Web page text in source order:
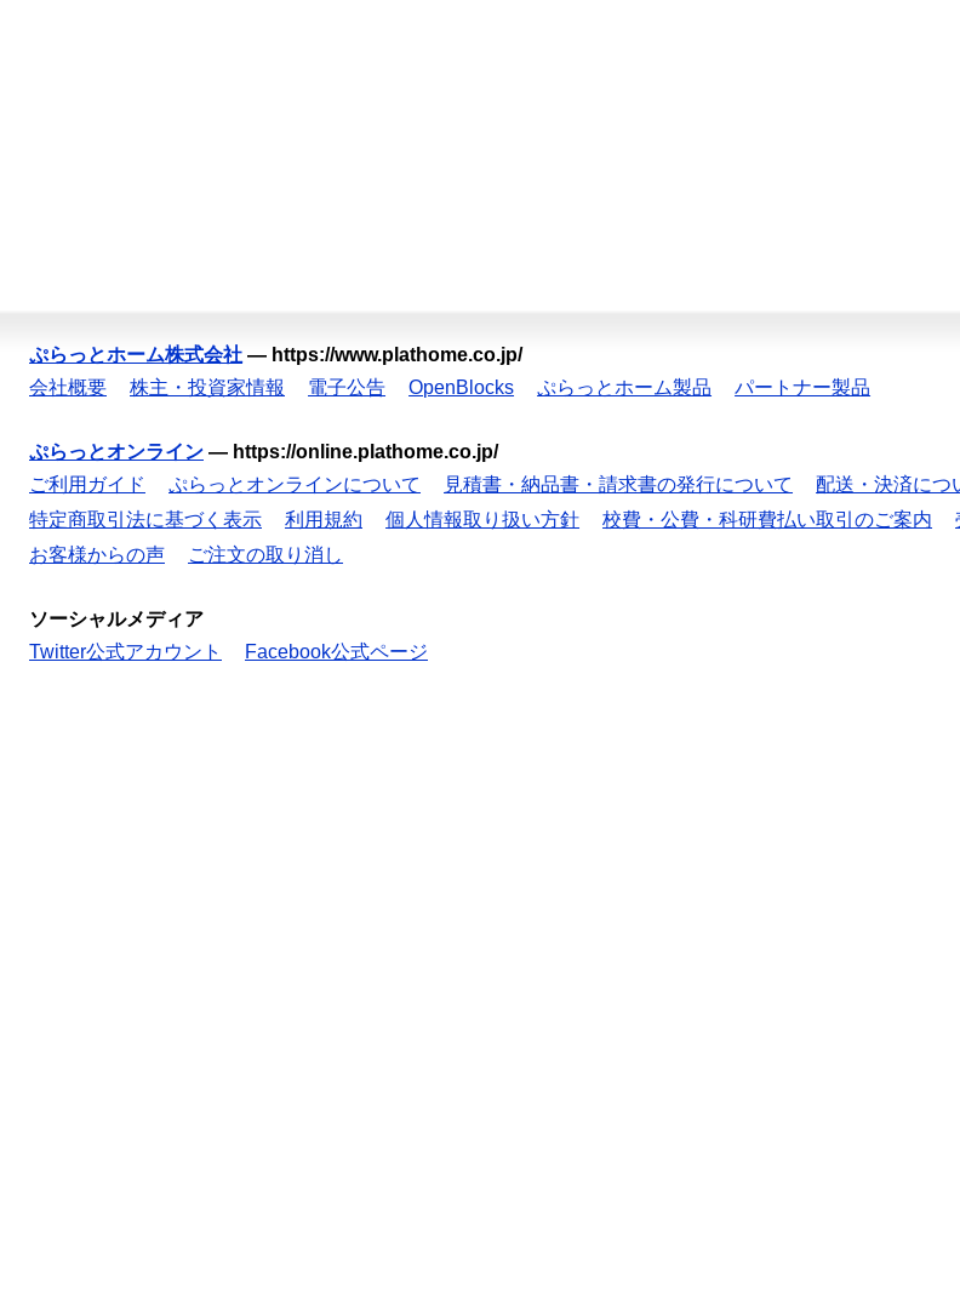
ぷらっとホーム株式会社 — https://www.plathome.co.jp/
会社概要
株主・投資家情報 電子公告 OpenBlocks ぷらっとホーム製品 パートナー製品
ぷらっとオンライン — https://online.plathome.co.jp/
ご利用ガイド
ぷらっとオンラインについて 見積書・納品書・請求書の発行について 配送・決済につ
特定商取引法に基づく表示
利用規約 個人情報取り扱い方針 校費・公費・科研費払い取引のご案内
お客様からの声
ご注文の取り消し
ソーシャルメディア
Twitter公式アカウント
Facebook公式ページ